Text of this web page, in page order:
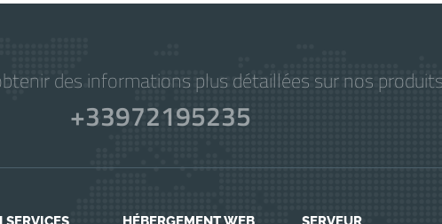
des informations plus détaillées sur nos
+33972195235